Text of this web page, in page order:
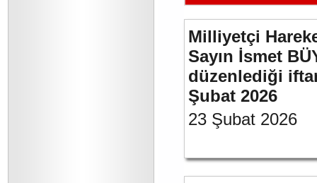
Milliyetçi
Sayın İsmet
düzenlediği
Şubat 2026
23 Şubat 2026